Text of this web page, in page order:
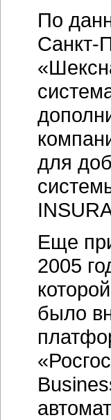
По
Санкт-
для
Еще
2005
было